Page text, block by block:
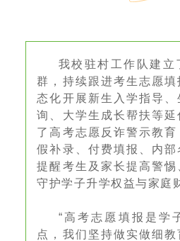
我校驻村工作队建立
群，持续跟进考生志愿填
态化开展新生入学指导
询、大学生成长帮扶等
了高考志愿反诈警示教
假补录、付费填报、内部
提醒考生及家长提高警
守护学子升学权益与家庭
“高考志愿填报是学
点，我们坚持做实做细